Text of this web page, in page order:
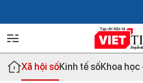
Xã hội sốKinh tế sốKhoa